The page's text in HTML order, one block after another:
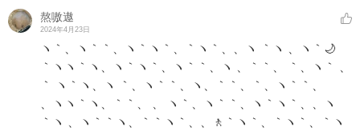
熬嗷遨
2024年4月23日
ヽ｀、ヽ｀｀、ヽ｀ヽ｀、｀ヽ｀、、ヽ ｀ヽ 、ヽ｀🌙
｀ヽヽ｀ヽ、ヽ｀ヽ｀、ヽ｀｀、ヽ 、｀｀、 ｀、ヽ｀ 、
｀ ヽ｀ヽ、ヽ ｀、ヽ｀｀、ヽ、｀｀、｀、ヽ｀｀、
、ヽヽ｀ヽ、｀｀、 、 ヽ｀、ヽ｀｀、ヽ｀ヽ｀、、ヽ
｀ヽ 、ヽ｀｀ヽ、｀｀ヽ｀、、🚶｀ヽ｀、｀ヽ｀、｀ヽ